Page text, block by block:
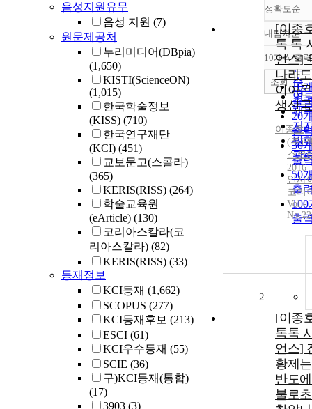
음성지원유무
음성 지원 (7)
원문제공처
누리미디어(DBpia)
(1,650)
KISTI(ScienceON)
(1,015)
한국학술정보
(KISS) (710)
한국연구재단
(KCI) (451)
교보문고(스콜라)
(365)
KERIS(RISS) (264)
학술교육원
(eArticle) (130)
코리아스칼라(코
리아스칼라) (82)
KERIS(RISS) (33)
등재정보
KCI등재 (1,662)
SCOPUS (277)
KCI등재후보 (213)
ESCI (61)
KCI우수등재 (55)
SCIE (36)
구)KCI등재(통합)
(17)
3903 (3)
정확도순
정
순
인
순
연
제
저
발
관
내림차순
내
10개씩 출력
10
출
20
출
30
출
50
출
100
출
조회
[이종
톡 톡
언스]
나라
이아
생산
이종호
(주)
스코
2016
인사
코리
Vol.-
2
[이종
톡톡
언스]
황제
반도
불로